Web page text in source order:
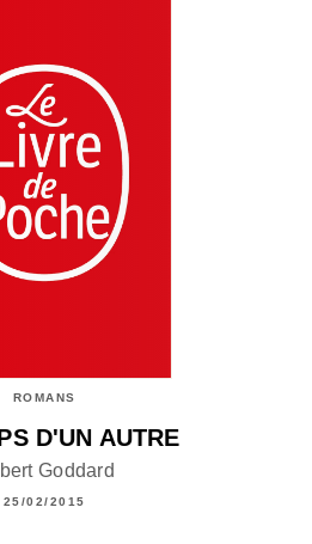
ROMANS
D'UN AUTRE
Goddard
25/02/2015